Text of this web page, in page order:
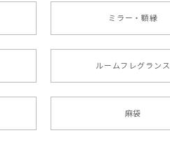
ミラー・額縁
ルームフレグランス
麻袋